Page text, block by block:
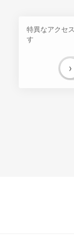
特異なアクセ
す
›